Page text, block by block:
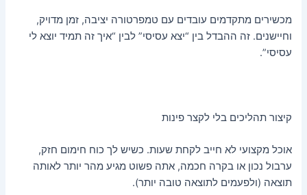
מכשירים מתקדמים עובדים עם טמפרטורה יציבה, זמן מדויק,
וחיישנים. זה ההבדל בין “יצא עסיסי” לבין “איך זה תמיד יוצא לי
עסיסי”.
קיצור תהליכים בלי לקצר פינות
אוכל מקצועי לא חייב לקחת שעות. כשיש לך כוח חימום חזק,
ערבול נכון או בקרה חכמה, אתה פשוט מגיע מהר יותר לאותה
תוצאה (ולפעמים לתוצאה טובה יותר).